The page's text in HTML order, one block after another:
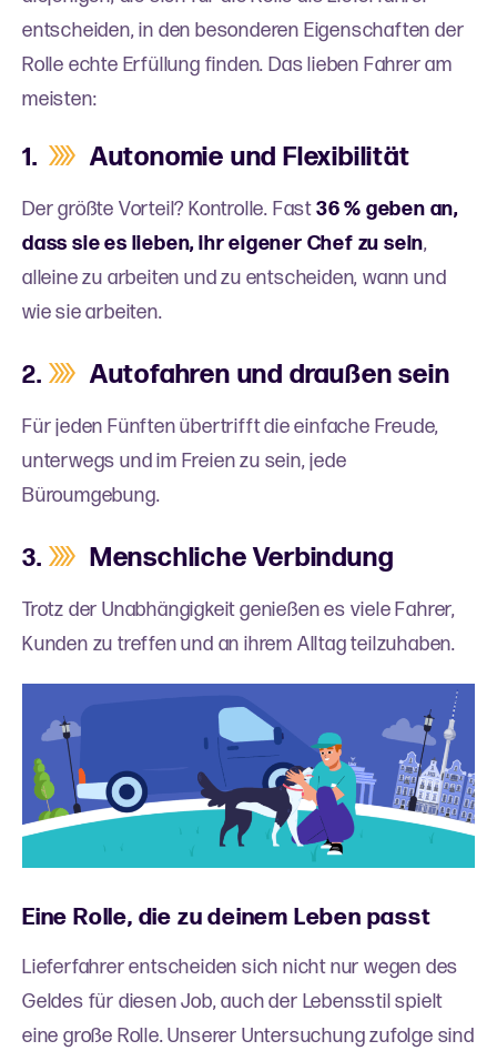
entscheiden, in den besonderen Eigenschaften der
Rolle echte Erfüllung finden. Das lieben Fahrer am
meisten:
Autonomie und Flexibilität
Der größte Vorteil? Kontrolle. Fast36 % geben an,
dass sie es lieben, ihr eigener Chef zu sein,
alleine zu arbeiten und zu entscheiden, wann und
wie sie arbeiten.
Autofahren und draußen sein
Für jeden Fünften übertrifft die einfache Freude,
unterwegs und im Freien zu sein, jede
Büroumgebung.
Menschliche Verbindung
Trotz der Unabhängigkeit genießen es viele Fahrer,
Kunden zu treffen und an ihrem Alltag teilzuhaben.
Eine Rolle, die zu deinem Leben passt
Lieferfahrer entscheiden sich nicht nur wegen des
Geldes für diesen Job, auch der Lebensstil spielt
eine große Rolle. Unserer Untersuchung zufolge sind